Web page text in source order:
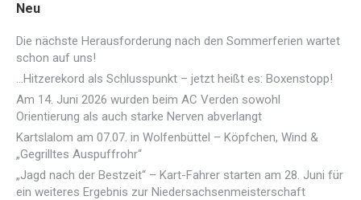
Neu
Die nächste Herausforderung nach den Sommerferien wartet
schon auf uns!
…Hitzerekord als Schlusspunkt – jetzt heißt es: Boxenstopp!
Am 14. Juni 2026 wurden beim AC Verden sowohl
Orientierung als auch starke Nerven abverlangt
Kartslalom am 07.07. in Wolfenbüttel – Köpfchen, Wind &
„Gegrilltes Auspuffrohr“
„Jagd nach der Bestzeit“ – Kart-Fahrer starten am 28. Juni für
ein weiteres Ergebnis zur Niedersachsenmeisterschaft